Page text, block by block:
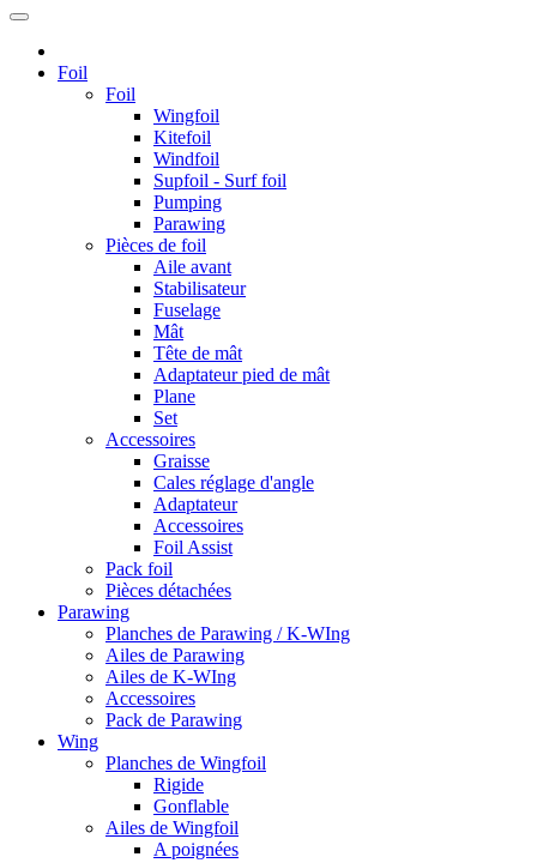
Foil
Foil
Wingfoil
Kitefoil
Windfoil
Supfoil - Surf foil
Pumping
Parawing
Pièces de foil
Aile avant
Stabilisateur
Fuselage
Mât
Tête de mât
Adaptateur pied de mât
Plane
Set
Accessoires
Graisse
Cales réglage d'angle
Adaptateur
Accessoires
Foil Assist
Pack foil
Pièces détachées
Parawing
Planches de Parawing / K-WIng
Ailes de Parawing
Ailes de K-WIng
Accessoires
Pack de Parawing
Wing
Planches de Wingfoil
Rigide
Gonflable
Ailes de Wingfoil
A poignées